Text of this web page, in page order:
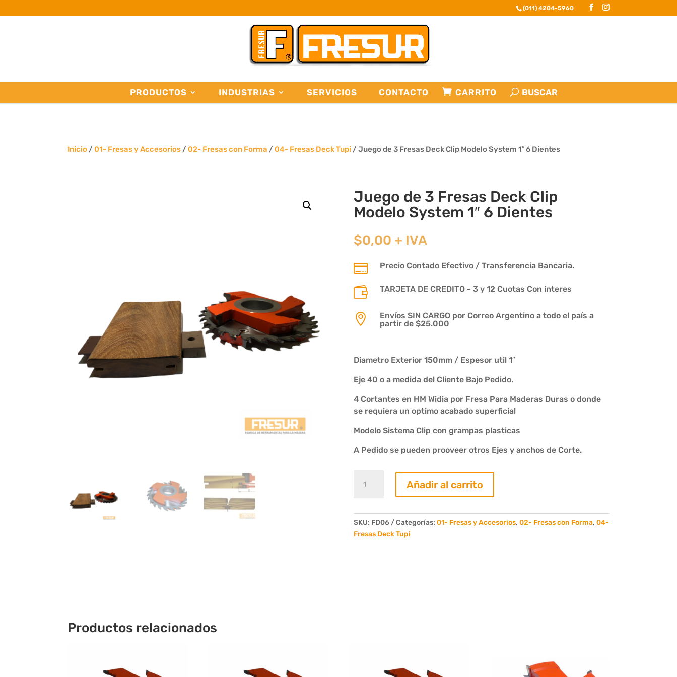
(011) 4204-5960
PRODUCTOS INDUSTRIAS SERVICIOS CONTACTO CARRITO
Inicio /01- Fresas y Accesorios /02- Fresas con Forma /04- Fresas Deck Tupi / Juego de 3 Fresas Deck Clip Modelo System 1″ 6 Dientes
Juego de 3 Fresas Deck Clip
Modelo System 1″ 6 Dientes
$0,00 + IVA
 Precio Contado Efectivo / Transferencia Bancaria.
 TARJETA DE CREDITO - 3 y 12 Cuotas Con interes

Envíos SIN CARGO por Correo Argentino a todo el país a
partir de $25.000
Diametro Exterior 150mm / Espesor util 1″
Eje 40 o a medida del Cliente Bajo Pedido.
4 Cortantes en HM Widia por Fresa Para Maderas Duras o donde
se requiera un optimo acabado superficial
Modelo Sistema Clip con grampas plasticas
A Pedido se pueden prooveer otros Ejes y anchos de Corte.
Deck
Clip
Añadir al carrito
SKU: FD06 Categorías: 01- Fresas y Accesorios, 02- Fresas con Forma, 04-
Fresas Deck Tupi
Productos relacionados